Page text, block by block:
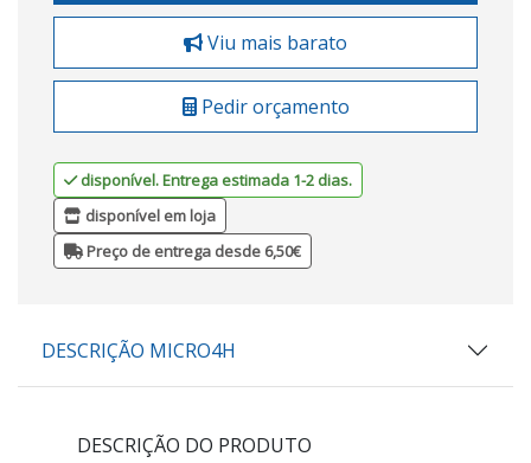
Viu mais barato
Pedir orçamento
disponível. Entrega estimada 1-2 dias.
disponível em loja
Preço de entrega desde 6,50€
DESCRIÇÃO MICRO4H
DESCRIÇÃO DO PRODUTO